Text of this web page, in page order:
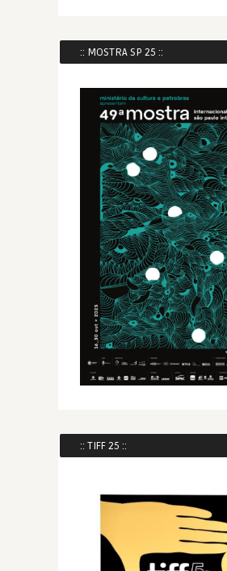
:: MOSTRA SP 25 ::
:: TIFF 25 ::